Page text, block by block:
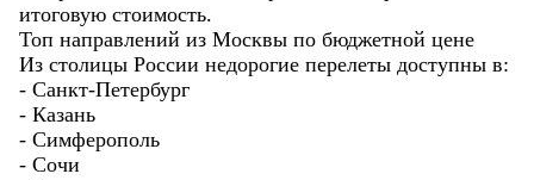
итоговую стоимость.
Топ направлений из Москвы по бюджетной цене
Из столицы России недорогие перелеты доступны в:
- Санкт-Петербург
- Казань
- Симферополь
- Сочи